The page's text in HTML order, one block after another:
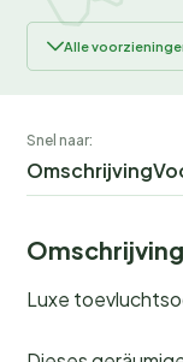
Alle
Snel naar:
Omschrijving
Omschrijving
Luxe